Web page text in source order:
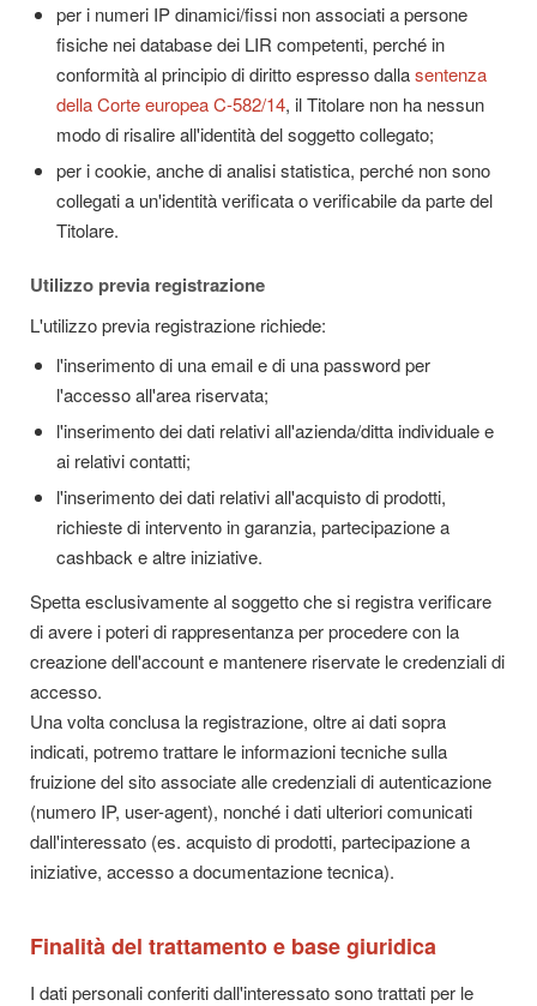
per i numeri IP dinamici/fissi non associati a persone
fisiche nei database dei LIR competenti, perché in
conformità al principio di diritto espresso dallasentenza
della Corte europea C-582/14, il Titolare non ha nessun
modo di risalire all'identità del soggetto collegato;
per i cookie, anche di analisi statistica, perché non sono
collegati a un'identità verificata o verificabile da parte del
Titolare.
Utilizzo previa registrazione
L'utilizzo previa registrazione richiede:
l'inserimento di una email e di una password per
l'accesso all'area riservata;
l'inserimento dei dati relativi all'azienda/ditta individuale e
ai relativi contatti;
l'inserimento dei dati relativi all'acquisto di prodotti,
richieste di intervento in garanzia, partecipazione a
cashback e altre iniziative.
Spetta esclusivamente al soggetto che si registra verificare
di avere i poteri di rappresentanza per procedere con la
creazione dell'account e mantenere riservate le credenziali di
accesso.
Una volta conclusa la registrazione, oltre ai dati sopra
indicati, potremo trattare le informazioni tecniche sulla
fruizione del sito associate alle credenziali di autenticazione
(numero IP, user-agent), nonché i dati ulteriori comunicati
dall'interessato (es. acquisto di prodotti, partecipazione a
iniziative, accesso a documentazione tecnica).
Finalità del trattamento e base giuridica
I dati personali conferiti dall'interessato sono trattati per le